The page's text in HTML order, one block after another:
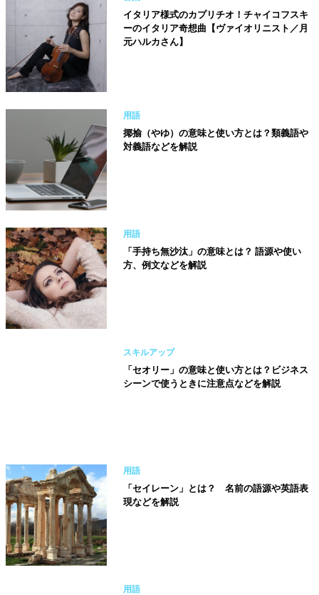
イタリア様式のカプリチオ！チャイコフスキ
ーのイタリア奇想曲【ヴァイオリニスト／月
元ハルカさん】
用語
揶揄（やゆ）の意味と使い方とは？類義語や
対義語などを解説
用語
「手持ち無沙汰」の意味とは？ 語源や使い
方、例文などを解説
スキルアップ
「セオリー」の意味と使い方とは？ビジネス
シーンで使うときに注意点などを解説
用語
「セイレーン」とは？ 名前の語源や英語表
現などを解説
用語